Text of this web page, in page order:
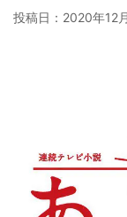
投稿日： 2020年12